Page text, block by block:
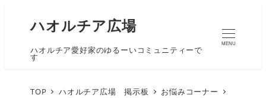
ハオルチア広場
ハオルチア愛好家のゆるーいコミュニティーで
す
MENU
TOP ハオルチア広場 掲示板
お悩みコーナー